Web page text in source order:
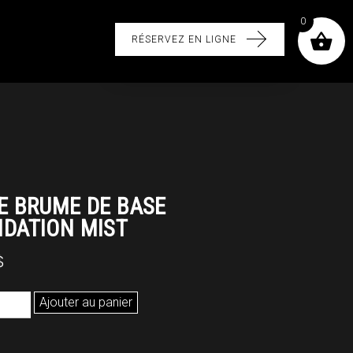
RÉSERVEZ EN LIGNE
BRUME DE BASE
MIST
Ajouter au panier
0